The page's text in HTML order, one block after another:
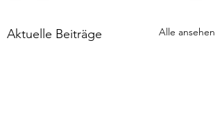
Aktuelle Beiträge Alle ansehen